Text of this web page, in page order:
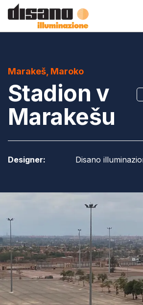
Marakeš, Maroko
Stadion v
Marakešu
Designer: Disano